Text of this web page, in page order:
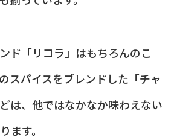
ド「リコラ」はもちろんのこ
スパイスをブレンドした「チャ
は、他ではなかなか味わえない
ます。